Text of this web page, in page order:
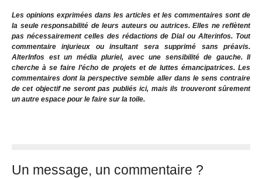
Les opinions exprimées dans les articles et les commentaires sont de
la seule responsabilité de leurs auteurs ou autrices. Elles ne reflètent
pas nécessairement celles des rédactions de Dial ou Alterinfos. Tout
commentaire injurieux ou insultant sera supprimé sans préavis.
AlterInfos est un média pluriel, avec une sensibilité de gauche. Il
cherche à se faire l’écho de projets et de luttes émancipatrices. Les
commentaires dont la perspective semble aller dans le sens contraire
de cet objectif ne seront pas publiés ici, mais ils trouveront sûrement
un autre espace pour le faire sur la toile.
Un message, un commentaire ?